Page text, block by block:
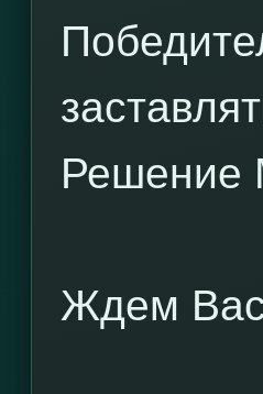
Решение
Ждем Вас